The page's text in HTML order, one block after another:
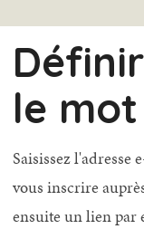
le
Saisissez l'adresse
vous inscrire
ensuite un lien par